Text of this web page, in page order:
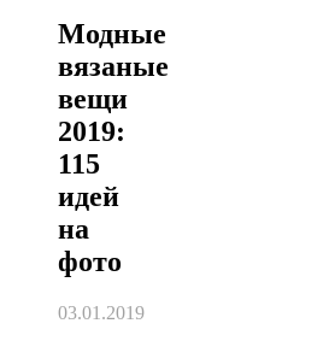
Модные
вязаные
вещи
2019:
115
идей
на
фото
03.01.2019